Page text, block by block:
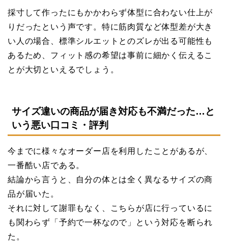
採寸して作ったにもかかわらず体型に合わない仕上が
りだったという声です。特に筋肉質など体型差が大き
い人の場合、標準シルエットとのズレが出る可能性も
あるため、フィット感の希望は事前に細かく伝えるこ
とが大切といえるでしょう。
サイズ違いの商品が届き対応も不満だった…と
いう悪い口コミ・評判
今までに様々なオーダー店を利用したことがあるが、
一番酷い店である。
結論から言うと、自分の体とは全く異なるサイズの商
品が届いた。
それに対して謝罪もなく、こちらが店に行っているに
も関わらず「予約で一杯なので」という対応を断られ
た。